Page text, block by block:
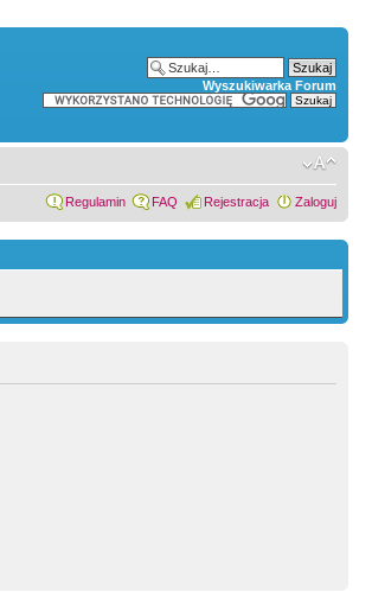
Wyszukiwarka Forum
Regulamin FAQ Rejestracja Zaloguj